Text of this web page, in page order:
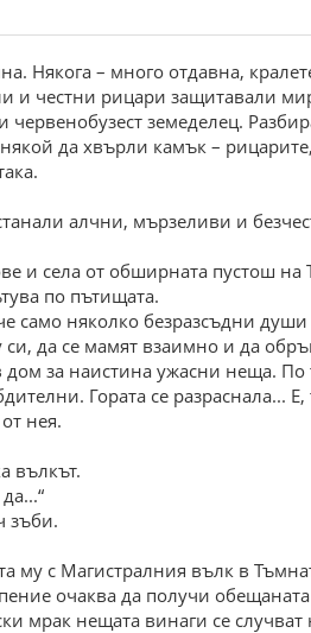
Някога – много отдавна,
и честни рицари защитавали
земеделец.
да хвърли камък –
алчни, мързеливи и
и села от обширната пустош
по пътищата.
само няколко безразсъдни
да се мамят взаимно и да
дом за наистина ужасни неща.
Гората се разраснала... Е,
нея.
вълкът.
зъби.
му с Магистралния вълк в
очаква да получи
мрак нещата винаги се